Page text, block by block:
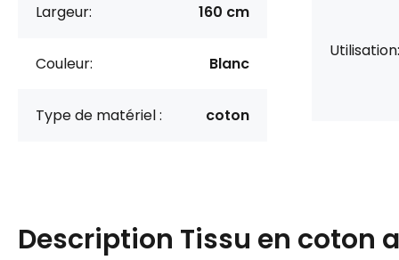
Largeur: 160 cm
Couleur: Blanc
Type de matériel : coton
Utilisation:
Description Tissu en coton